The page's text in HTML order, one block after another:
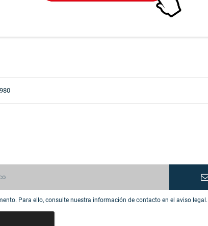
Para ello, consulte nuestra información de contacto en el aviso legal.